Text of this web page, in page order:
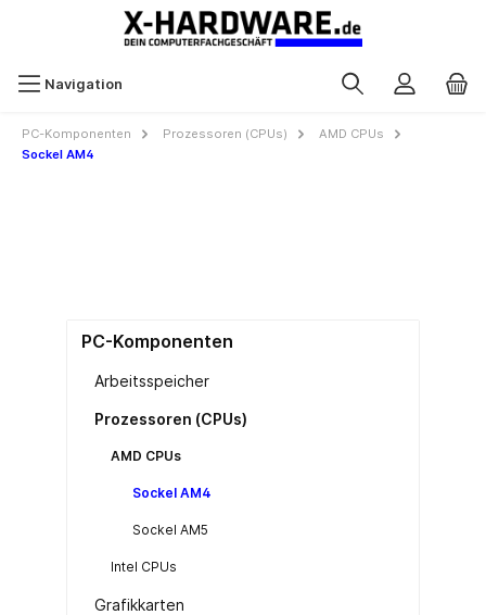
Navigation
PC-Komponenten Prozessoren (CPUs)
AMD CPUs
Sockel AM4
PC-Komponenten
Arbeitsspeicher
Prozessoren (CPUs)
AMD CPUs
Sockel AM4
Sockel AM5
Intel CPUs
Grafikkarten